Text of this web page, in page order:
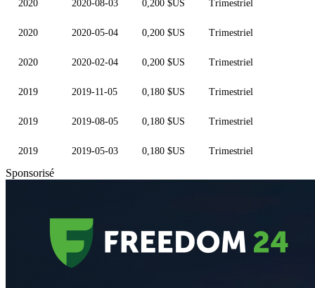
2020 2020-08-03 0,200 $US Trimestriel
2020 2020-05-04 0,200 $US Trimestriel
2020 2020-02-04 0,200 $US Trimestriel
2019 2019-11-05 0,180 $US Trimestriel
2019 2019-08-05 0,180 $US Trimestriel
2019 2019-05-03 0,180 $US Trimestriel
Sponsorisé